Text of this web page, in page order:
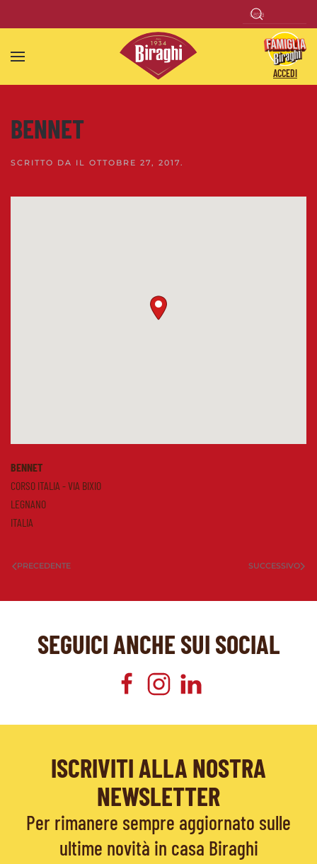
Skip to main content
ACCEDI
BENNET
SCRITTO DA IL OTTOBRE 27, 2017.
BENNET
CORSO ITALIA - VIA BIXIO
LEGNANO
ITALIA
PRECEDENTE SUCCESSIVO
SEGUICI ANCHE SUI SOCIAL
ISCRIVITI ALLA NOSTRA
NEWSLETTER
Per rimanere sempre aggiornato sulle
ultime novità in casa Biraghi